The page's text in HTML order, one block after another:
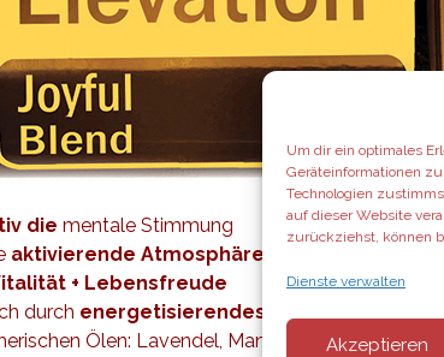
Um dir ein optimales
Geräteinformationen
Technologien
auf dieser Website
zurückziehst, können
Dienste verwalten
Akzeptieren
die mentale Stimmung
aktivierende Atmosphäre
+ Lebensfreude
durch energetisierendes + erfrischendes
Ölen: Lavendel, Mandarine, Elemi,